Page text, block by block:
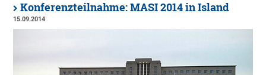
Konferenzteilnahme: MASI 2014 in Island
15.09.2014